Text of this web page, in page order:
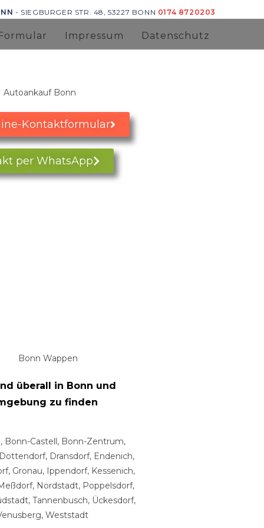
- SIEGBURGER STR. 48, 53227 BONN 0174 8720203
Impressum Datenschutz
Kontaktformular
per WhatsApp
überall in Bonn und
zu finden
Bonn-Castell, Bonn-Zentrum,
Dransdorf, Endenich,
Gronau, Ippendorf, Kessenich,
Nordstadt, Poppelsdorf,
Tannenbusch, Ückesdorf,
Weststadt